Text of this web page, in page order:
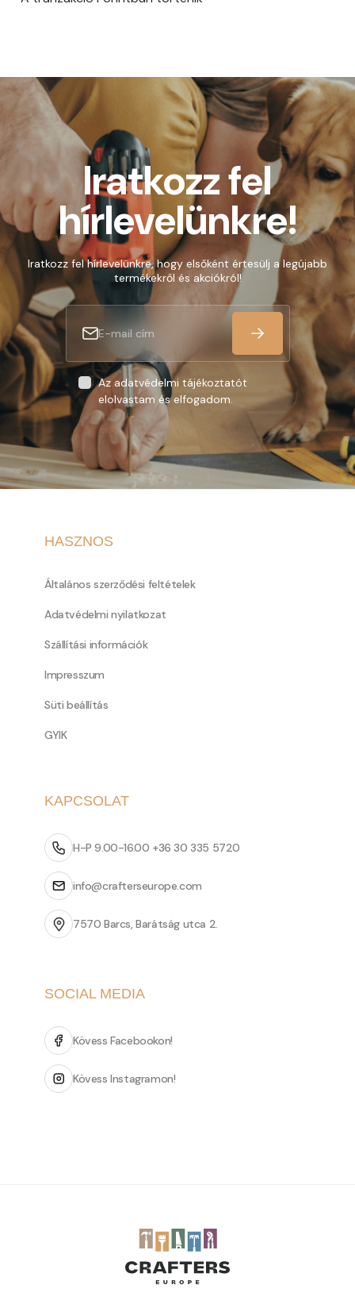
Iratkozz fel
hírlevelünkre!
Iratkozz fel hírlevelünkre, hogy elsőként értesülj a legújabb
termékekről és akciókról!
Az adatvédelmi tájékoztatót
elolvastam és elfogadom.
HASZNOS
Általános szerződési feltételek
Adatvédelmi nyilatkozat
Szállítási információk
Impresszum
Süti beállítás
GYIK
KAPCSOLAT
H-P 9.00-16.00 +36 30 335 5720
info@crafterseurope.com
7570 Barcs, Barátság utca 2.
SOCIAL MEDIA
Kövess Facebookon!
Kövess Instagramon!